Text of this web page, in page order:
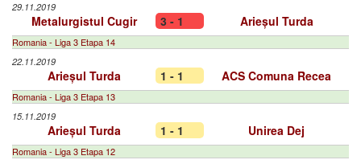
29.11.2019
Metalurgistul Cugir 3 - 1 Arieșul Turda
Romania - Liga 3 Etapa 14
22.11.2019
Arieșul Turda 1 - 1 ACS Comuna Recea
Romania - Liga 3 Etapa 13
15.11.2019
Arieșul Turda 1 - 1 Unirea Dej
Romania - Liga 3 Etapa 12